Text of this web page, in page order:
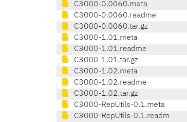
C3000-0.0060.meta
C3000-0.0060.readme
C3000-0.0060.tar.gz
C3000-1.01.meta
C3000-1.01.readme
C3000-1.01.tar.gz
C3000-1.02.meta
C3000-1.02.readme
C3000-1.02.tar.gz
C3000-RepUtils-0.1.meta
C3000-RepUtils-0.1.readm